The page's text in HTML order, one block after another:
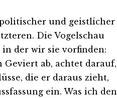
und geistlicher
Die Vogelschau
der wir sie vorfinden:
ab, achtet darauf,
die er daraus zieht,
ein. Was ich den